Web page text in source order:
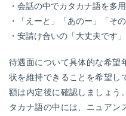
・会話の中でカタカナ語を多
・「えーと」「あのー」「そ
・安請け合いの「大丈夫です
待遇面について具体的な希望
状を維持できることを希望し
額は内定後に確認しましょう
タカナ語の中には、ニュアン